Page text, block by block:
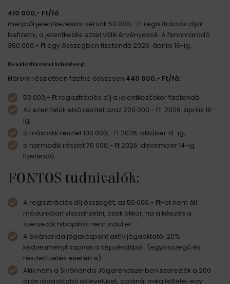
410 000,- Ft/fő
melyből jelentkezéskor kérünk 50.000,- Ft regisztrációs díjat
befizetni, a jelentkezés ezzel válik érvényessé. A fennmaradó
360 000,- Ft egy összegben fizetendő 2026. április 16-ig.
Részletfizetési lehetőség:
Három részletben fizetve összesen 440 000.- Ft/fő:
50.000,- Ft regisztrációs díj a jelentkezéskor fizetendő.
Az ezen felüli első részlet azaz 220 000,- Ft 2026. április 16-
ig,
a második részlet 100 000,- Ft 2026. október 14-ig,
a harmadik részlet 70 000,- Ft 2026. december 14-ig
fizetendő.
FONTOS tudnivalók:
A regisztrációs díj összegét, az 50.000.- Ft-ot nem áll
módunkban visszafizetni, csak akkor, ha a képzés a
szervezők hibájából nem indul el.
A Sivánanda jógaközpont aktív jógaoktatói 20%
kedvezményt kapnak a képzésdíjból. (egyösszegű és
részletfizetés esetén is)
Akik nem a Sivánanda Jógarendszerben szerezték a 200
órás jógaoktatói oklevelüket, azoknál még feltétel egy